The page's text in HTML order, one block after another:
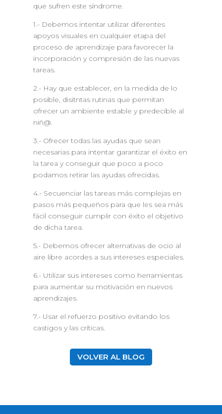
que sufren este síndrome.
1.- Debemos intentar utilizar diferentes
apoyos visuales en cualquier etapa del
proceso de aprendizaje para favorecer la
incorporación y compresión de las nuevas
tareas.
2.- Hay que establecer, en la medida de lo
posible, disitntas rutinas que permitan
ofrecer un ambiente estable y predecible al
niñ@.
3.- Ofrecer todas las ayudas que sean
necesarias para intentar garantizar el éxito en
la tarea y conseguir que poco a poco
podamos retirar las ayudas ofrecidas.
4.- Secuenciar las tareas más complejas en
pasos más pequeños para que les sea más
fácil conseguir cumplir con éxito el objetivo
de dicha tarea.
5.- Debemos ofrecer alternativas de ocio al
aire libre acordes a sus intereses especiales.
6.- Utilizar sus intereses como herramientas
para aumentar su motivación en nuevos
aprendizajes.
7.- Usar el refuerzo positivo evitando los
castigos y las críticas.
VOLVER AL BLOG